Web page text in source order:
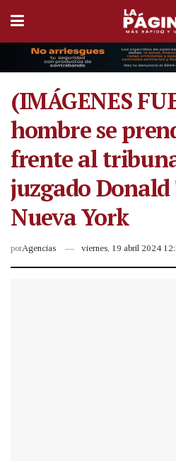
(IMÁGENES
hombre se
frente al
juzgado
Nueva York
porAgencias viernes, 19 abril 2024